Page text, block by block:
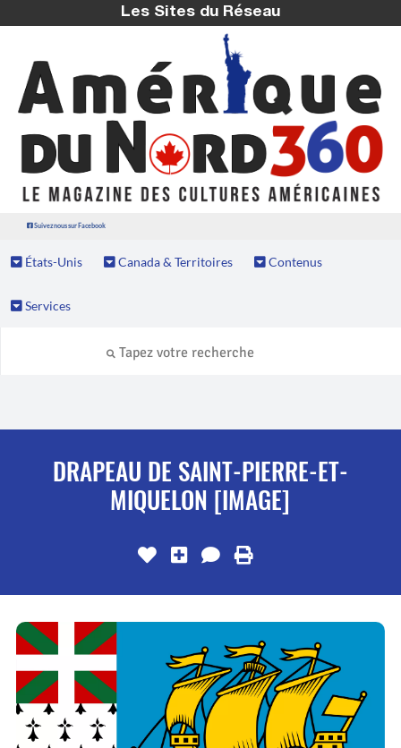
Les Sites du Réseau
Suivez nous sur Facebook
États-Unis Canada & Territoires Contenus
Services
DRAPEAU DE SAINT-PIERRE-ET-
MIQUELON [IMAGE]